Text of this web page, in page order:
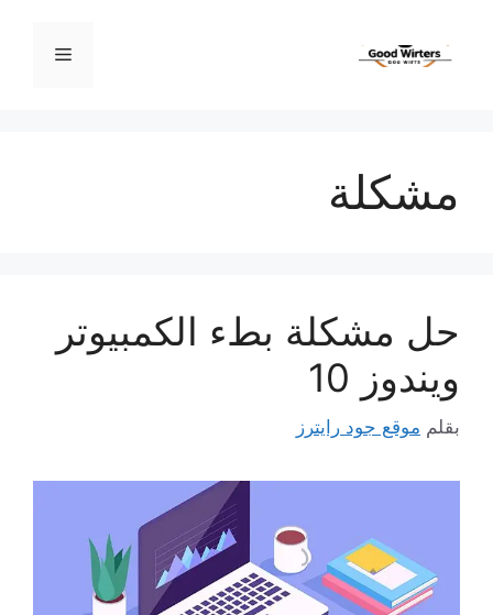
المحتوى
القائمة
مشكلة
حل مشكلة بطء الكمبيوتر
ويندوز 10
بقلم موقع جود رايترز